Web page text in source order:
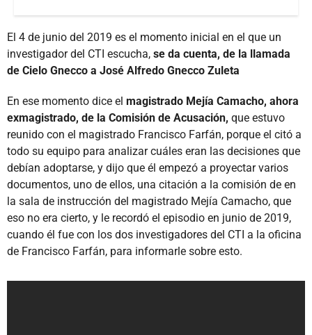
El 4 de junio del 2019 es el momento inicial en el que un
investigador del CTI escucha, se da cuenta, de la llamada
de Cielo Gnecco a José Alfredo Gnecco Zuleta
En ese momento dice el magistrado Mejía Camacho, ahora
exmagistrado, de la Comisión de Acusación, que estuvo
reunido con el magistrado Francisco Farfán, porque el citó a
todo su equipo para analizar cuáles eran las decisiones que
debían adoptarse, y dijo que él empezó a proyectar varios
documentos, uno de ellos, una citación a la comisión de en
la sala de instrucción del magistrado Mejía Camacho, que
eso no era cierto, y le recordó el episodio en junio de 2019,
cuando él fue con los dos investigadores del CTI a la oficina
de Francisco Farfán, para informarle sobre esto.